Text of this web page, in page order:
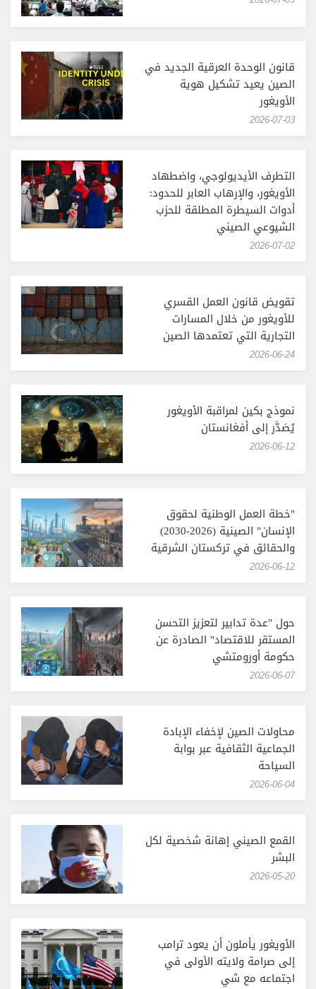
قانون الوحدة العرقية الجديد في
الصين يعيد تشكيل هوية
الأويغور
‎2026-07-03
التطرف الأيديولوجي، واضطهاد
الأويغور، والإرهاب العابر للحدود:
أدوات السيطرة المطلقة للحزب
الشيوعي الصيني
‎2026-07-02
تقويض قانون العمل القسري
للأويغور من خلال المسارات
التجارية التي تعتمدها الصين
‎2026-06-24
نموذج بكين لمراقبة الأويغور
يُصَدَّر إلى أفغانستان
‎2026-06-12
"خطة العمل الوطنية لحقوق
الإنسان" الصينية (2026-2030)
والحقائق في تركستان الشرقية
‎2026-06-12
حول "عدة تدابير لتعزيز التحسن
المستقر للاقتصاد" الصادرة عن
حكومة أورومتشي
‎2026-06-07
محاولات الصين لإخفاء الإبادة
الجماعية الثقافية عبر بوابة
السياحة
‎2026-06-04
القمع الصيني إهانة شخصية لكل
البشر
‎2026-05-20
الأويغور يأملون أن يعود ترامب
إلى صرامة ولايته الأولى في
اجتماعه مع شي